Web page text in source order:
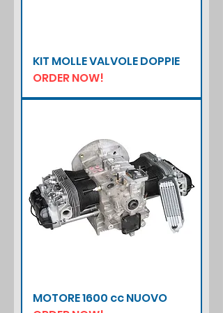
KIT MOLLE VALVOLE DOPPIE
ORDER NOW!
MOTORE 1600 cc NUOVO